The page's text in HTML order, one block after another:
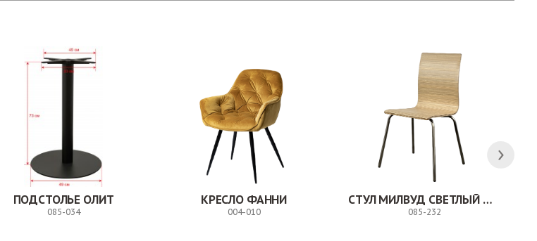
ПОДСТОЛЬЕ ОЛИТ
085-034
КРЕСЛО ФАННИ
004-010
СТУЛ МИЛВУД СВЕТЛЫЙ ШЕЛК
085-232